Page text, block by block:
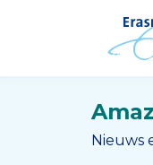
Nieuws